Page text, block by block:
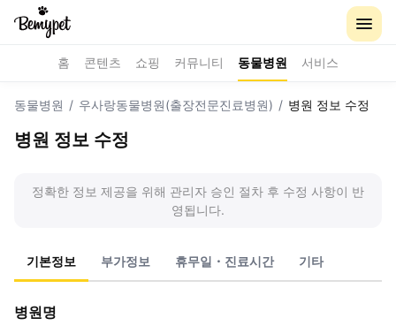
홈 콘텐츠 쇼핑 커뮤니티 동물병원 서비스
동물병원 / 우사랑동물병원(출장전문진료병원) / 병원 정보 수정
병원 정보 수정
정확한 정보 제공을 위해 관리자 승인 절차 후 수정 사항이 반
영됩니다.
기본정보 부가정보 휴무일・진료시간 기타
병원명